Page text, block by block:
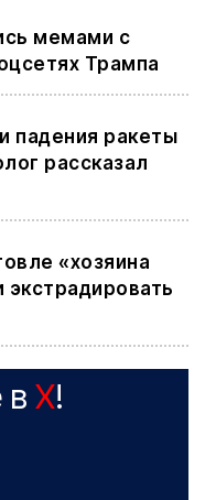
мемами с
Трампа
падения ракеты
рассказал
«хозяина
в X!